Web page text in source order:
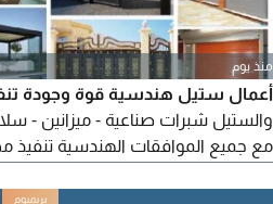
منذ يوم
أعمال ستيل هندسية قوة وجودة
والستيل شبرات صناعية - ميزانين -
مع جميع الموافقات الهندسية تنفيذ
الامارات تواصل معنا الآن